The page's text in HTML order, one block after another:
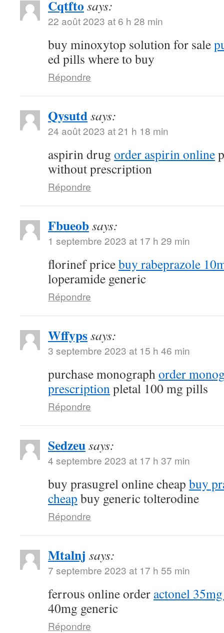
Cqtfto says:
22 août 2023 at 6 h 28 min
buy minoxytop solution for sale
ed pills where to buy
Répondre
Qysutdsays:
24 août 2023 at 21 h 18 min
aspirin drug order aspirin online
without prescription
Répondre
Fbueobsays:
1 septembre 2023 at 17 h 29 min
florinef pricebuy rabeprazole
loperamide generic
Répondre
Wffypssays:
3 septembre 2023 at 15 h 46 min
purchase monographorder
prescriptionpletal 100 mg pills
Répondre
Sedzeusays:
4 septembre 2023 at 17 h 37 min
buy prasugrel online cheap buy
cheap buy generic tolterodine
Répondre
Mtalnj says:
7 septembre 2023 at 17 h 55 min
ferrous online order actonel
40mg generic
Répondre